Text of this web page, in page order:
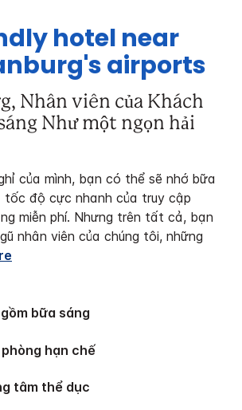
hotel near
airports
Nhân viên của Khách
Như một ngọn hải
của mình, bạn có thể sẽ nhớ bữa
tốc độ cực nhanh của truy cập
miễn phí. Nhưng trên tất cả, bạn
nhân viên của chúng tôi, những
gồm bữa sáng
phòng hạn chế
tâm thể dục